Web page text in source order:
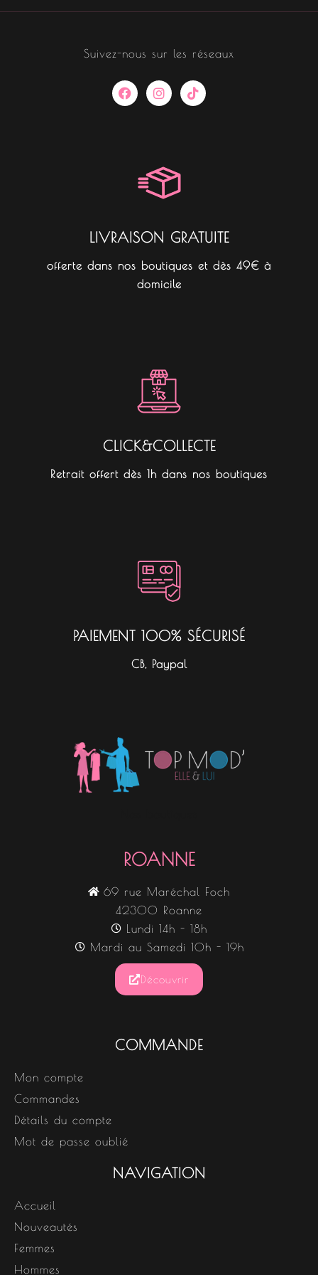
Suivez-nous sur les réseaux
F
a
c
I
n
s
a
m
T
i
k
LIVRAISON GRATUITE
offerte dans nos boutiques et dès 49€ à
domicile
CLICK&COLLECTE
Retrait offert dès 1h dans nos boutiques
PAIEMENT 100% SÉCURISÉ
CB, Paypal
ROANNE
69 rue Maréchal Foch
42300 Roanne
Lundi 14h - 18h
Mardi au Samedi 10h - 19h
Découvrir
COMMANDE
Mon compte
Commandes
Détails du compte
Mot de passe oublié
NAVIGATION
Accueil
Nouveautés
Femmes
Hommes